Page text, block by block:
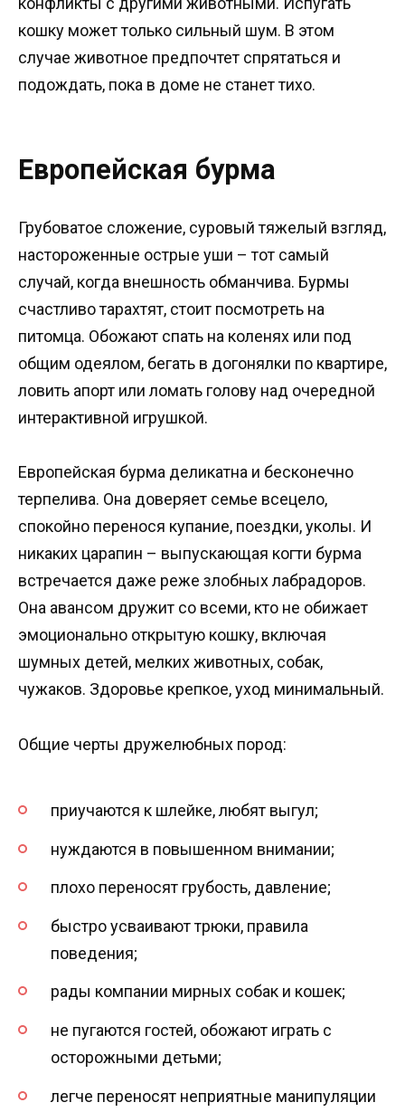
кошку может только сильный шум. В этом
случае животное предпочтет спрятаться и
подождать, пока в доме не станет тихо.
Европейская бурма
Грубоватое сложение, суровый тяжелый взгляд,
настороженные острые уши – тот самый
случай, когда внешность обманчива. Бурмы
счастливо тарахтят, стоит посмотреть на
питомца. Обожают спать на коленях или под
общим одеялом, бегать в догонялки по квартире,
ловить апорт или ломать голову над очередной
интерактивной игрушкой.
Европейская бурма деликатна и бесконечно
терпелива. Она доверяет семье всецело,
спокойно перенося купание, поездки, уколы. И
никаких царапин – выпускающая когти бурма
встречается даже реже злобных лабрадоров.
Она авансом дружит со всеми, кто не обижает
эмоционально открытую кошку, включая
шумных детей, мелких животных, собак,
чужаков. Здоровье крепкое, уход минимальный.
Общие черты дружелюбных пород:
приучаются к шлейке, любят выгул;
нуждаются в повышенном внимании;
плохо переносят грубость, давление;
быстро усваивают трюки, правила
поведения;
рады компании мирных собак и кошек;
не пугаются гостей, обожают играть с
осторожными детьми;
легче переносят неприятные манипуляции